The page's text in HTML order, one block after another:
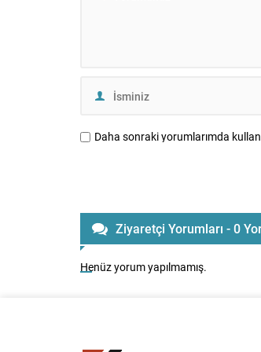
Daha sonraki yorumlarımda
Ziyaretçi Yorumları - 0
Henüz yorum yapılmamış.